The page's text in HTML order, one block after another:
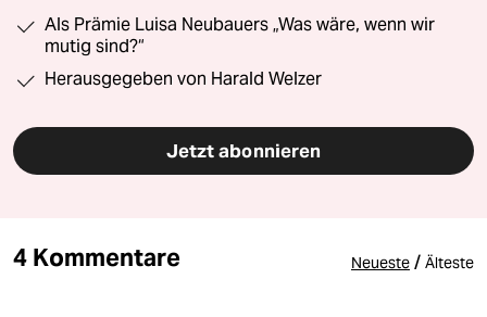
Als Prämie Luisa Neubauers „Was wäre, wenn wir
mutig sind?“
Herausgegeben von Harald Welzer
Jetzt abonnieren
4 Kommentare Neueste / Älteste